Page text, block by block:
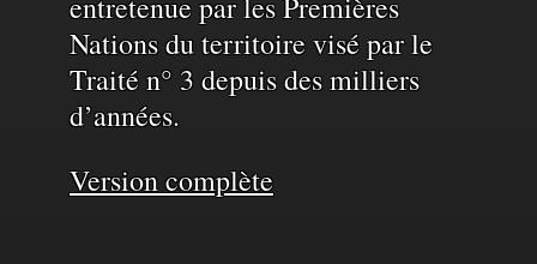
Nations du territoire visé par le
Traité n° 3 depuis des milliers
d’années.
Version complète